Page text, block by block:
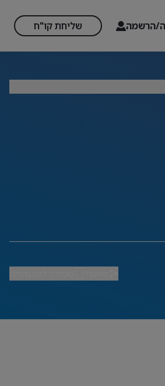
הרשמה שליחת קו"ח